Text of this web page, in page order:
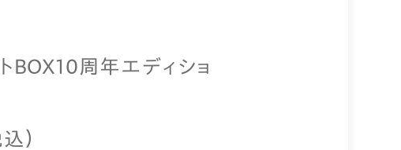
BOX10周年エディショ
）